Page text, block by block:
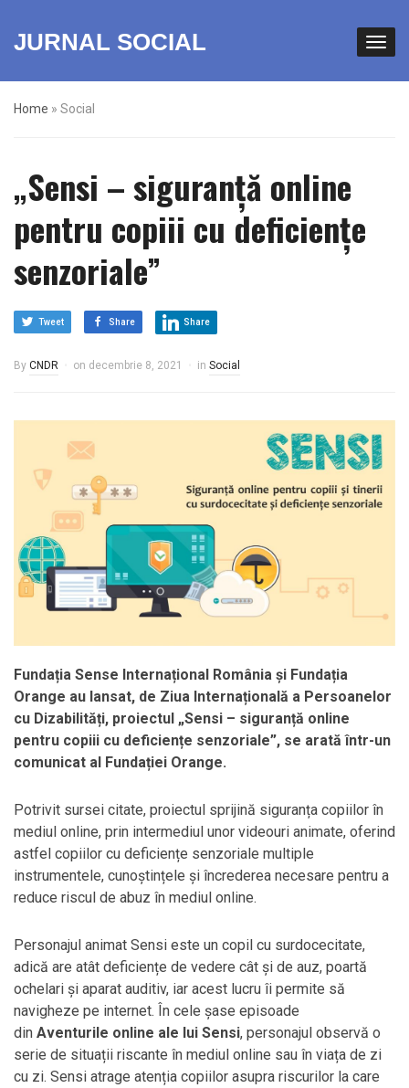
JURNAL SOCIAL
Home » Social
„Sensi – siguranță online
pentru copiii cu deficiențe
senzoriale”
Tweet Share Share
By CNDR on decembrie 8, 2021 in Social
Fundația Sense Internațional România și Fundația
Orange au lansat, de Ziua Internațională a Persoanelor
cu Dizabilități, proiectul „Sensi – siguranță online
pentru copiii cu deficiențe senzoriale”, se arată într-un
comunicat al Fundației Orange.
Potrivit sursei citate, proiectul sprijină siguranța copiilor în
mediul online, prin intermediul unor videouri animate, oferind
astfel copiilor cu deficiențe senzoriale multiple
instrumentele, cunoștințele și încrederea necesare pentru a
reduce riscul de abuz în mediul online.
Personajul animat Sensi este un copil cu surdocecitate,
adică are atât deficiențe de vedere cât și de auz, poartă
ochelari și aparat auditiv, iar acest lucru îi permite să
navigheze pe internet. În cele șase episoade
din Aventurile online ale lui Sensi, personajul observă o
serie de situații riscante în mediul online sau în viața de zi
cu zi. Sensi atrage atenția copiilor asupra riscurilor la care